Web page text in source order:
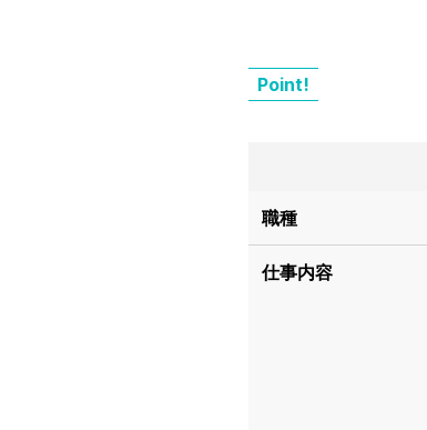
Point!
職種
仕事内容